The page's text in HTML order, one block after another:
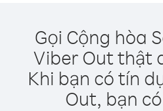
Gọi Cộng hòa
Viber Out thật
Khi bạn có tín
Out, bạn